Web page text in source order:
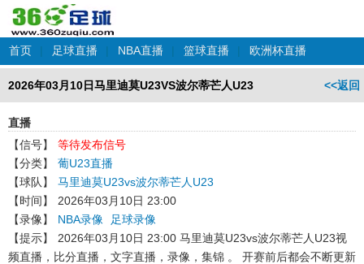
首页 | 足球直播 | NBA直播 | 篮球直播 | 欧洲杯直播
<<返回
2026年03月10日马里迪莫U23VS波尔蒂芒人U23
直播
【信号】
等待发布信号
【分类】
葡U23直播
【球队】
马里迪莫U23vs波尔蒂芒人U23
【时间】
2026年03月10日 23:00
【录像】
NBA录像
足球录像
【提示】
2026年03月10日 23:00 马里迪莫U23vs波尔蒂芒人U23视
频直播，比分直播，文字直播，录像，集锦 。 开赛前后都会不断更新